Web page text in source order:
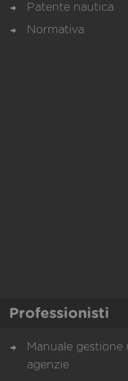
Patente nautica
Normativa
Professionisti
Manuale gestione
agenzie